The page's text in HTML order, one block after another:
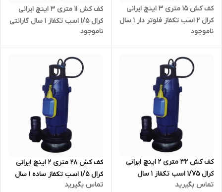
کف کش ۱۵ متری ۳ اینچ ایرانی
کرال ۲ اسب تکفاز فلوتر دار ۱ سال
FS | کفکش ایرانی با ضمانت
ناموجود
کف کش ۱۱ متری ۳ اینچ ایرانی
کرال ۱/۵ اسب تکفاز ۱ سال گارانتی
کفکش ایرانی با ضمانت
ناموجود
کف کش ۳۲ متری ۲ اینچ ایرانی
کرال ۱/۷۵ اسب تکفاز ۱ سال
تماس بگیرید
کف کش ۲۸ متری ۲ اینچ ایرانی
کرال ۱/۵ اسب تکفاز ساده ۱ سال
تماس بگیرید